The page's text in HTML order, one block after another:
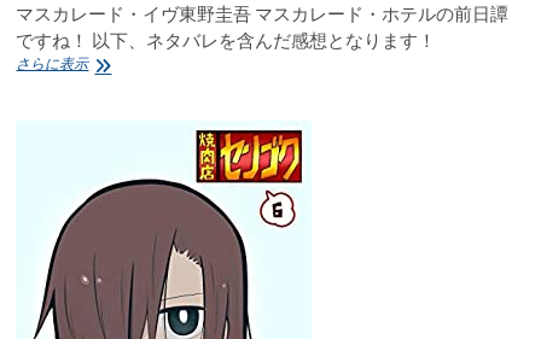
想
マスカレード・イヴ東野圭吾 マスカレード・ホテルの前日譚
ですね！ 以下、ネタバレを含んだ感想となります！
さらに表示マ
イ
野
圭
吾
感